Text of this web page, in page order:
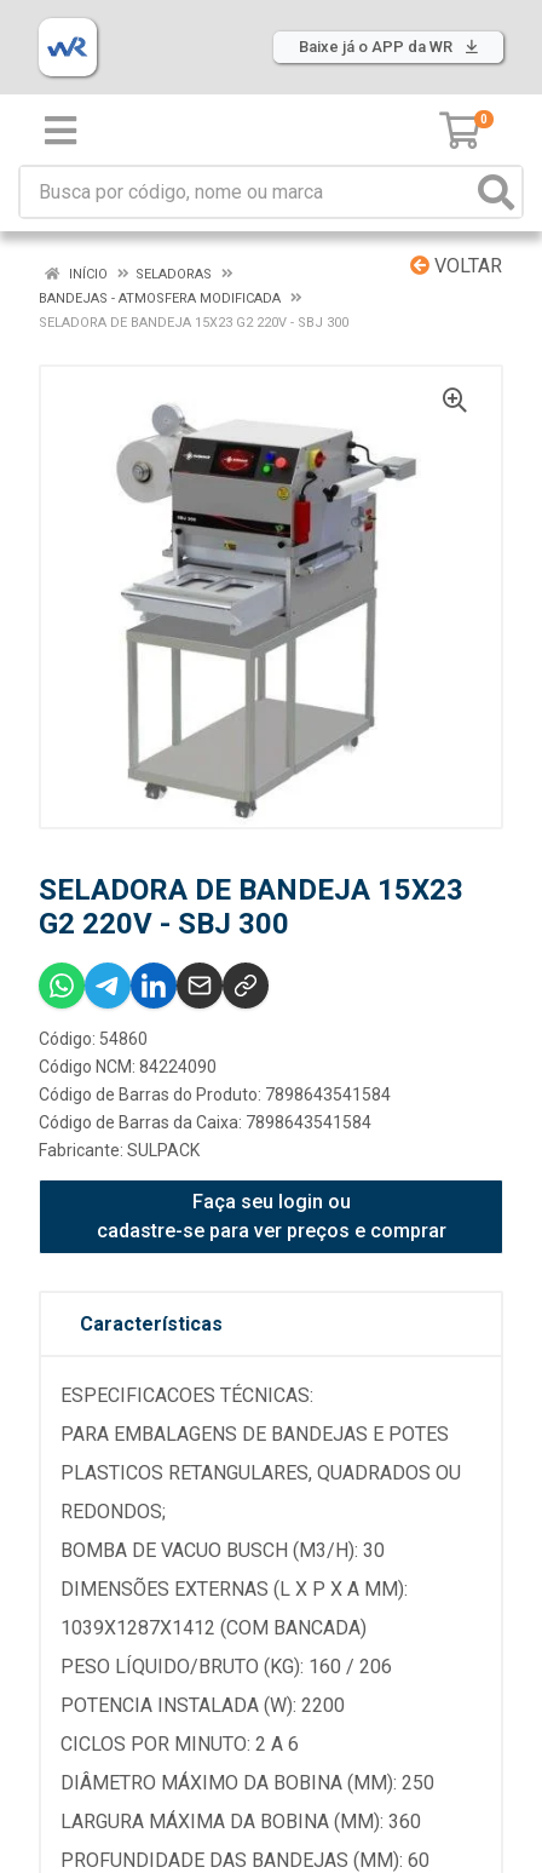
Baixe já o APP da WR
0
VOLTAR
INÍCIO
SELADORAS
BANDEJAS - ATMOSFERA MODIFICADA
SELADORA DE BANDEJA 15X23 G2 220V - SBJ 300
SELADORA DE BANDEJA 15X23
G2 220V - SBJ 300
Código: 54860
Código NCM: 84224090
Código de Barras do Produto: 7898643541584
Código de Barras da Caixa: 7898643541584
Fabricante: SULPACK
Faça seu login ou
cadastre-se para ver preços e comprar
Características
ESPECIFICACOES TÉCNICAS:
PARA EMBALAGENS DE BANDEJAS E POTES
PLASTICOS RETANGULARES, QUADRADOS OU
REDONDOS;
BOMBA DE VACUO BUSCH (M3/H): 30
DIMENSÕES EXTERNAS (L X P X A MM):
1039X1287X1412 (COM BANCADA)
PESO LÍQUIDO/BRUTO (KG): 160 / 206
POTENCIA INSTALADA (W): 2200
CICLOS POR MINUTO: 2 A 6
DIÂMETRO MÁXIMO DA BOBINA (MM): 250
LARGURA MÁXIMA DA BOBINA (MM): 360
PROFUNDIDADE DAS BANDEJAS (MM): 60